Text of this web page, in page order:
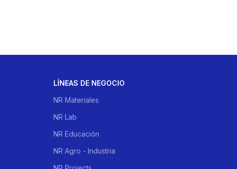
LÍNEAS DE NEGOCIO
NR Materiales
NR Lab
NR Educación
NR Agro - Industria